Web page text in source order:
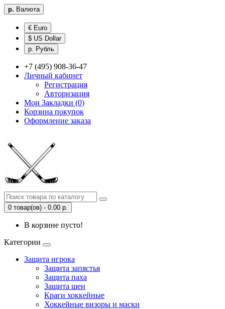
р. Валюта
€ Euro
$ US Dollar
р. Рубль
+7 (495) 908-36-47
Личный кабинет
Регистрация
Авторизация
Мои Закладки (0)
Корзина покупок
Оформление заказа
0 товар(ов) - 0.00 р.
В корзине пусто!
Категории
Защита игрока
Защита запястья
Защита паха
Защита шеи
Краги хоккейные
Хоккейные визоры и маски